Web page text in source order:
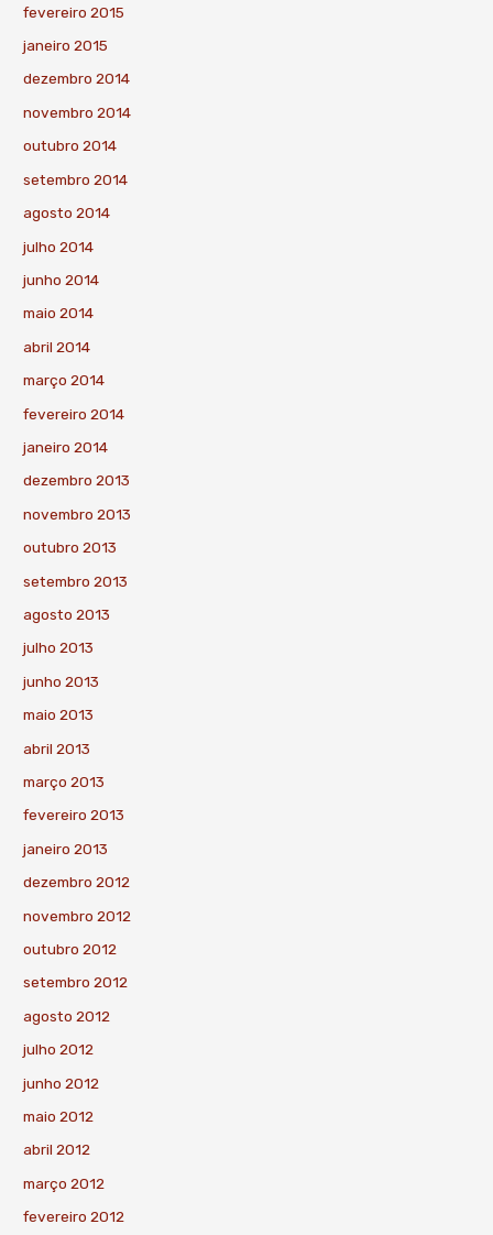
fevereiro 2015
janeiro 2015
dezembro 2014
novembro 2014
outubro 2014
setembro 2014
agosto 2014
julho 2014
junho 2014
maio 2014
abril 2014
março 2014
fevereiro 2014
janeiro 2014
dezembro 2013
novembro 2013
outubro 2013
setembro 2013
agosto 2013
julho 2013
junho 2013
maio 2013
abril 2013
março 2013
fevereiro 2013
janeiro 2013
dezembro 2012
novembro 2012
outubro 2012
setembro 2012
agosto 2012
julho 2012
junho 2012
maio 2012
abril 2012
março 2012
fevereiro 2012